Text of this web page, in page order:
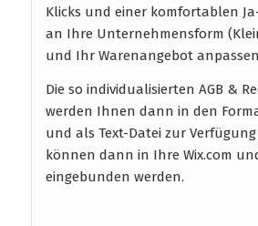
Klicks und einer komfortablen
an Ihre Unternehmensform
und Ihr Warenangebot
Die so individualisierten AGB &
werden Ihnen dann in den
und als Text-Datei zur
können dann in Ihre Wix.com
eingebunden werden.